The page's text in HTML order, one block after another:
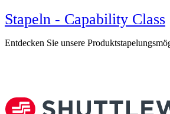
Stapeln - Capability Class
Entdecken Sie unsere